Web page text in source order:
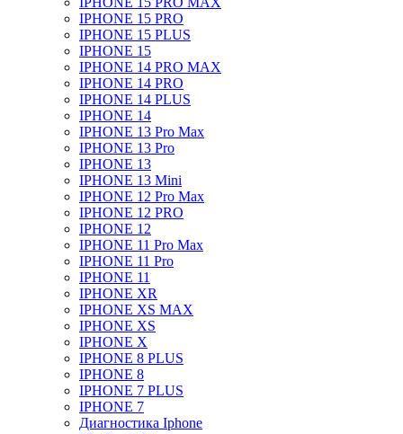
IPHONE 15 PRO
IPHONE 15 PLUS
IPHONE 15
IPHONE 14 PRO MAX
IPHONE 14 PRO
IPHONE 14 PLUS
IPHONE 14
IPHONE 13 Pro Max
IPHONE 13 Pro
IPHONE 13
IPHONE 13 Mini
IPHONE 12 Pro Max
IPHONE 12 PRO
IPHONE 12
IPHONE 11 Pro Max
IPHONE 11 Pro
IPHONE 11
IPHONE XR
IPHONE XS MAX
IPHONE XS
IPHONE X
IPHONE 8 PLUS
IPHONE 8
IPHONE 7 PLUS
IPHONE 7
Диагностика Iphone